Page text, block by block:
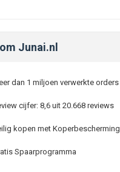
Junai.nl
dan 1 miljoen verwerkte orders
cijfer: 8,6 uit 20.668 reviews
kopen met Koperbescherming
Spaarprogramma